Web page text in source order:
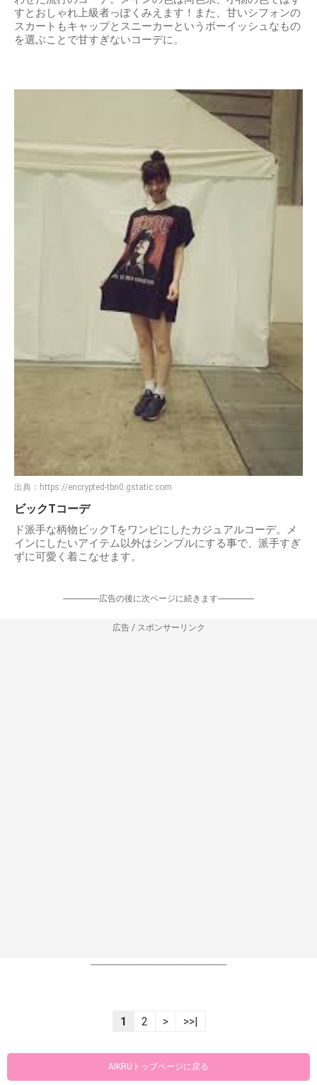
すとおしゃれ上級者っぽくみえます！また、甘いシフォンの
スカートもキャップとスニーカーというボーイッシュなもの
を選ぶことで甘すぎないコーデに。
出典： https://encrypted-tbn0.gstatic.com
ビックTコーデ
ド派手な柄物ビックTをワンピにしたカジュアルコーデ。メ
インにしたいアイテム以外はシンプルにする事で、派手すぎ
ずに可愛く着こなせます。
-----------------広告の後に次ページに続きます-----------------
広告 / スポンサーリンク
----------------------------------------------------------------
1 2 > >>|
AIKRUトップページに戻る